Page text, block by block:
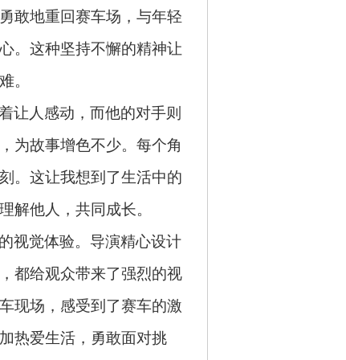
敢地重回赛车场，与年轻
。这种坚持不懈的精神让
。
让人感动，而他的对手则
为故事增色不少。每个角
。这让我想到了生活中的
解他人，共同成长。
视觉体验。导演精心设计
都给观众带来了强烈的视
现场，感受到了赛车的激
热爱生活，勇敢面对挑